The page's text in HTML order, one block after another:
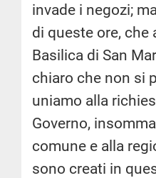
invade i negozi;
di queste ore, che
Basilica di San
chiaro che non si
uniamo alla
Governo,
comune e alla
sono creati in